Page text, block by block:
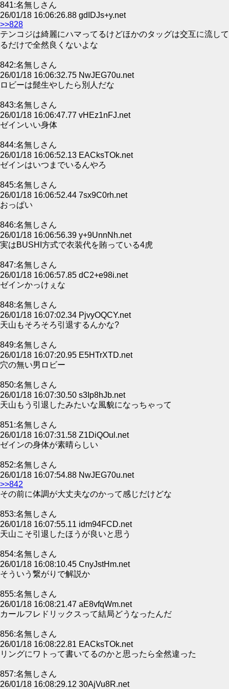
841:名無しさん
26/01/18 16:06:26.88 gdIDJs+y.net
>>828
テンコジは綺麗にハマってるけどほかのタッグは交互に流して
るだけで全然良くないよな
842:名無しさん
26/01/18 16:06:32.75 NwJEG70u.net
ロビーは髭生やしたら別人だな
843:名無しさん
26/01/18 16:06:47.77 vHEz1nFJ.net
ゼインいい身体
844:名無しさん
26/01/18 16:06:52.13 EACksTOk.net
ゼインはいつまでいるんやろ
845:名無しさん
26/01/18 16:06:52.44 7sx9C0rh.net
おっぱい
846:名無しさん
26/01/18 16:06:56.39 y+9UnnNh.net
実はBUSHI方式で衣装代を賄っている4虎
847:名無しさん
26/01/18 16:06:57.85 dC2+e98i.net
ゼインかっけぇな
848:名無しさん
26/01/18 16:07:02.34 PjvyOQCY.net
天山もそろそろ引退するんかな?
849:名無しさん
26/01/18 16:07:20.95 E5HTrXTD.net
穴の無い男ロビー
850:名無しさん
26/01/18 16:07:30.50 s3Ip8hJb.net
天山もう引退したみたいな風貌になっちゃって
851:名無しさん
26/01/18 16:07:31.58 Z1DiQOul.net
ゼインの身体が素晴らしい
852:名無しさん
26/01/18 16:07:54.88 NwJEG70u.net
>>842
その前に体調が大丈夫なのかって感じだけどな
853:名無しさん
26/01/18 16:07:55.11 idm94FCD.net
天山こそ引退したほうが良いと思う
854:名無しさん
26/01/18 16:08:10.45 CnyJstHm.net
そういう繋がりで解説か
855:名無しさん
26/01/18 16:08:21.47 aE8vfqWm.net
カールフレドリックスって結局どうなったんだ
856:名無しさん
26/01/18 16:08:22.81 EACksTOk.net
リングにワトって書いてるのかと思ったら全然違った
857:名無しさん
26/01/18 16:08:29.12 30AjVu8R.net